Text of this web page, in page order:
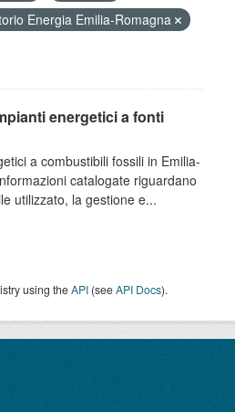
Energia Emilia-Romagna
energetici a fonti
a combustibili fossili in Emilia-
catalogate riguardano
utilizzato, la gestione e...
using theAPI (seeAPI Docs).